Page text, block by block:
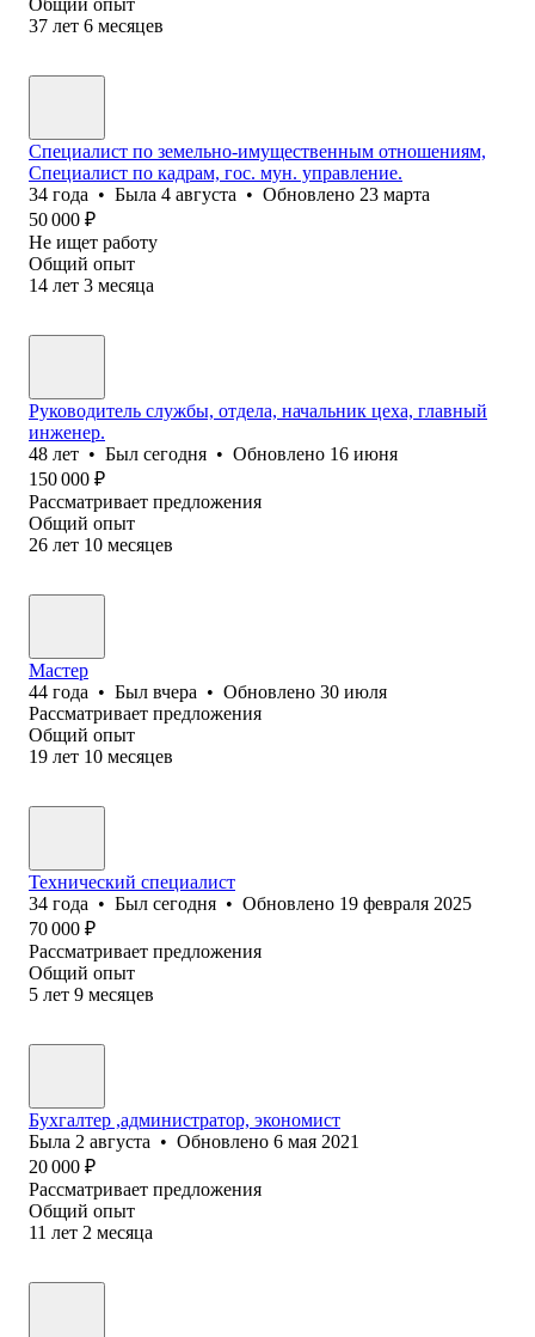
37 лет 6 месяцев
Специалист по земельно-имущественным отношениям,
Специалист по кадрам, гос. мун. управление.
34 года • Была 4 августа • Обновлено 23 марта
50 000 ₽
Не ищет работу
Общий опыт
14 лет 3 месяца
Руководитель службы, отдела, начальник цеха, главный
инженер.
48 лет • Был сегодня • Обновлено 16 июня
150 000 ₽
Рассматривает предложения
Общий опыт
26 лет 10 месяцев
Мастер
44 года • Был вчера • Обновлено 30 июля
Рассматривает предложения
Общий опыт
19 лет 10 месяцев
Технический специалист
34 года • Был сегодня • Обновлено 19 февраля 2025
70 000 ₽
Рассматривает предложения
Общий опыт
5 лет 9 месяцев
Бухгалтер ,администратор, экономист
Была 2 августа • Обновлено 6 мая 2021
20 000 ₽
Рассматривает предложения
Общий опыт
11 лет 2 месяца